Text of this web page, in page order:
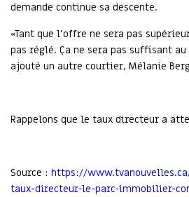
demande continue sa descente.
«Tant que l’offre ne sera pas
pas réglé. Ça ne sera pas suffisant au
ajouté un autre courtier, Mélanie
Rappelons que le taux directeur a
Source : https://
taux-directeur-le-parc-immobilier-